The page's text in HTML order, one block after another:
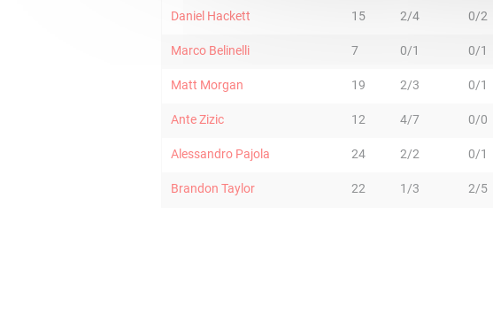
Daniel Hackett 15 2/4 0/2
Marco Belinelli 7 0/1 0/1
Matt Morgan 19 2/3 0/1
Ante Zizic 12 4/7 0/0
Alessandro Pajola 24 2/2 0/1
Brandon Taylor 22 1/3 2/5